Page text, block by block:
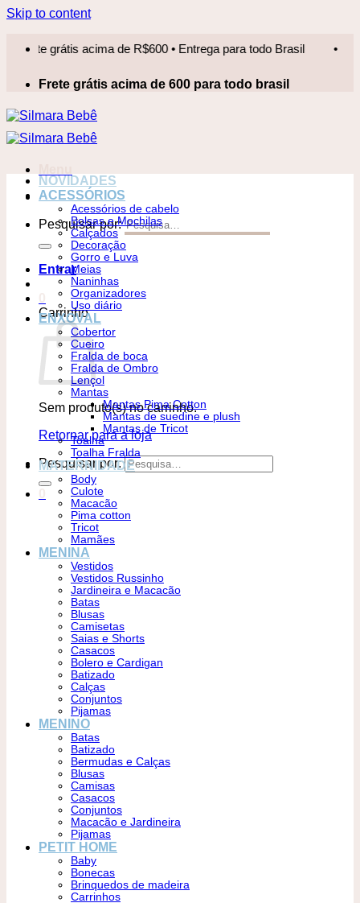
Skip to content
grátis acima de R$600 • Entrega para todo Brasil •
Frete grátis acima de 600 para todo brasil
Pesquisar por:
Entrar
Carrinho
Sem produto(s) no carrinho.
Retornar para a loja
Pesquisar por:
NOVIDADES
ACESSÓRIOS
Acessórios de cabelo
Bolsas e Mochilas
Calçados
Decoração
Gorro e Luva
Meias
Naninhas
Organizadores
Uso diário
ENXOVAL
Cobertor
Cueiro
Fralda de boca
Fralda de Ombro
Lençol
Mantas
Mantas Pima Cotton
Mantas de suedine e plush
Mantas de Tricot
Toalha
Toalha Fralda
MATERNIDADE
Body
Culote
Macacão
Pima cotton
Tricot
Mamães
MENINA
Vestidos
Vestidos Russinho
Jardineira e Macacão
Batas
Blusas
Camisetas
Saias e Shorts
Casacos
Bolero e Cardigan
Batizado
Calças
Conjuntos
Pijamas
MENINO
Batas
Batizado
Bermudas e Calças
Blusas
Camisas
Casacos
Conjuntos
Macacão e Jardineira
Pijamas
PETIT HOME
Baby
Bonecas
Brinquedos de madeira
Carrinhos